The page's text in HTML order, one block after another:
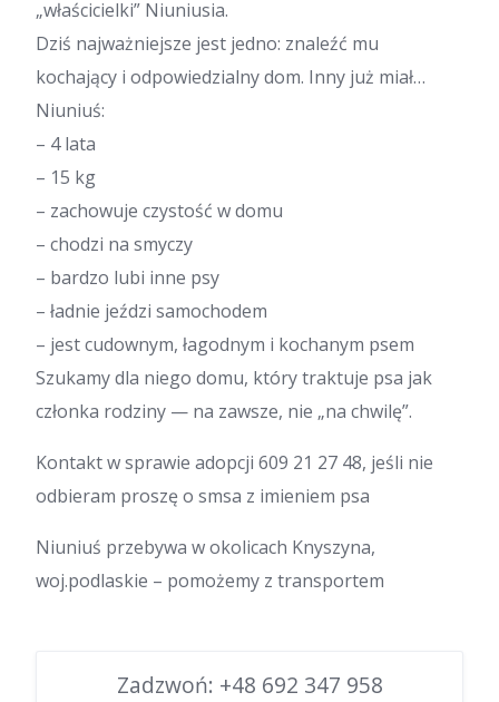
„właścicielki” Niuniusia.
Dziś najważniejsze jest jedno: znaleźć mu
kochający i odpowiedzialny dom. Inny już miał…
Niuniuś:
– 4 lata
– 15 kg
– zachowuje czystość w domu
– chodzi na smyczy
– bardzo lubi inne psy
– ładnie jeździ samochodem
– jest cudownym, łagodnym i kochanym psem
Szukamy dla niego domu, który traktuje psa jak
członka rodziny — na zawsze, nie „na chwilę”.
Kontakt w sprawie adopcji 609 21 27 48, jeśli nie
odbieram proszę o smsa z imieniem psa
Niuniuś przebywa w okolicach Knyszyna,
woj.podlaskie – pomożemy z transportem
Zadzwoń: +48 692 347 958